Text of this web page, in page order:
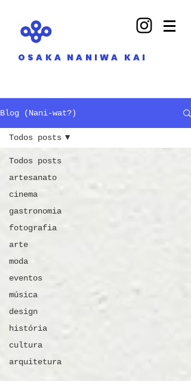
OSAKA NANIWA KAI
Blog (Nani-wat?)
Todos posts
artesanato
cinema
gastronomia
fotografia
arte
moda
eventos
música
design
história
cultura
arquitetura
Todos posts